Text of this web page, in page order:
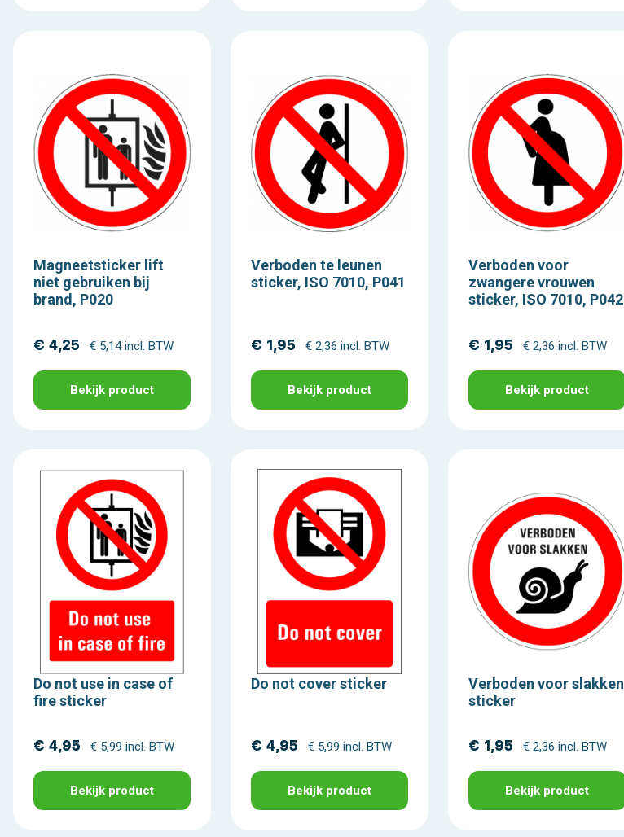
Magneetsticker lift
niet gebruiken bij
brand, P020
€ 4,25 € 5,14 incl. BTW
Bekijk product
Verboden te leunen
sticker, ISO 7010, P041
€ 1,95 € 2,36 incl. BTW
Bekijk product
Verboden voor
zwangere vrouwen
sticker, ISO 7010, P042
€ 1,95 € 2,36 incl. BTW
Bekijk product
Do not use in case of
fire sticker
€ 4,95 € 5,99 incl. BTW
Bekijk product
Do not cover sticker
€ 4,95 € 5,99 incl. BTW
Bekijk product
Verboden voor slakken
sticker
€ 1,95 € 2,36 incl. BTW
Bekijk product